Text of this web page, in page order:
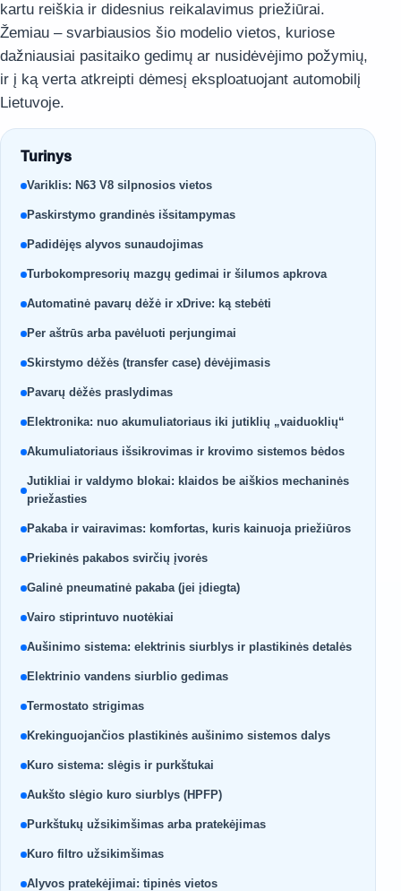
kartu reiškia ir didesnius reikalavimus priežiūrai.
Žemiau – svarbiausios šio modelio vietos, kuriose
dažniausiai pasitaiko gedimų ar nusidėvėjimo požymių,
ir į ką verta atkreipti dėmesį eksploatuojant automobilį
Lietuvoje.
Turinys
Variklis: N63 V8 silpnosios vietos
Paskirstymo grandinės išsitampymas
Padidėjęs alyvos sunaudojimas
Turbokompresorių mazgų gedimai ir šilumos apkrova
Automatinė pavarų dėžė ir xDrive: ką stebėti
Per aštrūs arba pavėluoti perjungimai
Skirstymo dėžės (transfer case) dėvėjimasis
Pavarų dėžės praslydimas
Elektronika: nuo akumuliatoriaus iki jutiklių „vaiduoklių“
Akumuliatoriaus išsikrovimas ir krovimo sistemos bėdos
Jutikliai ir valdymo blokai: klaidos be aiškios mechaninės
priežasties
Pakaba ir vairavimas: komfortas, kuris kainuoja priežiūros
Priekinės pakabos svirčių įvorės
Galinė pneumatinė pakaba (jei įdiegta)
Vairo stiprintuvo nuotėkiai
Aušinimo sistema: elektrinis siurblys ir plastikinės detalės
Elektrinio vandens siurblio gedimas
Termostato strigimas
Krekinguojančios plastikinės aušinimo sistemos dalys
Kuro sistema: slėgis ir purkštukai
Aukšto slėgio kuro siurblys (HPFP)
Purkštukų užsikimšimas arba pratekėjimas
Kuro filtro užsikimšimas
Alyvos pratekėjimai: tipinės vietos